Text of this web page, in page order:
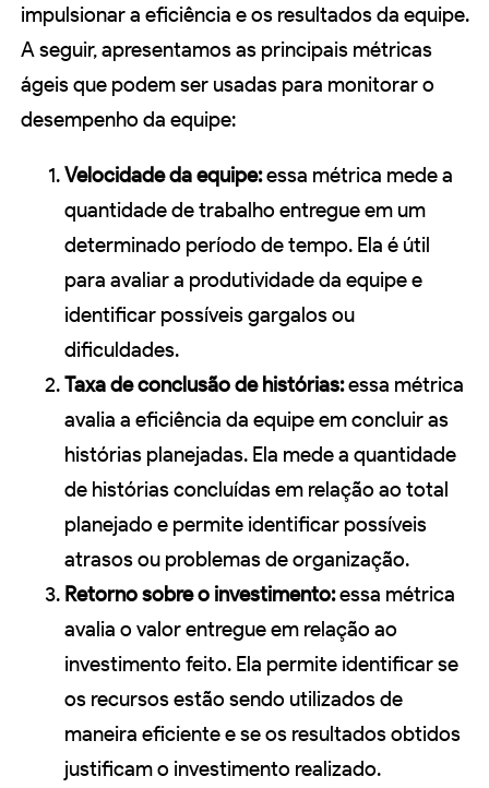
impulsionar a eficiência e os resultados da equipe.
A seguir, apresentamos as principais métricas
ágeis que podem ser usadas para monitorar o
desempenho da equipe:
Velocidade da equipe:essa métrica mede a
quantidade de trabalho entregue em um
determinado período de tempo. Ela é útil
para avaliar a produtividade da equipe e
identificar possíveis gargalos ou
dificuldades.
Taxa de conclusão de histórias:essa métrica
avalia a eficiência da equipe em concluir as
histórias planejadas. Ela mede a quantidade
de histórias concluídas em relação ao total
planejado e permite identificar possíveis
atrasos ou problemas de organização.
Retorno sobre o investimento:essa métrica
avalia o valor entregue em relação ao
investimento feito. Ela permite identificar se
os recursos estão sendo utilizados de
maneira eficiente e se os resultados obtidos
justificam o investimento realizado.